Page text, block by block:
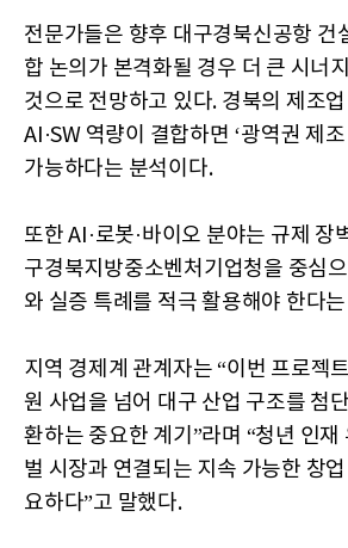
전문가들은 향후 대구경북신공항 건
합 논의가 본격화될 경우 더 큰 시너
것으로 전망하고 있다. 경북의 제조
AI·SW 역량이 결합하면 ‘광역권 제조
가능하다는 분석이다.
또한 AI·로봇·바이오 분야는 규제 장
구경북지방중소벤처기업청을 중심
와 실증 특례를 적극 활용해야 한다
지역 경제계 관계자는 “이번 프로젝
원 사업을 넘어 대구 산업 구조를 첨
환하는 중요한 계기”라며 “청년 인재
벌 시장과 연결되는 지속 가능한 창
요하다”고 말했다.